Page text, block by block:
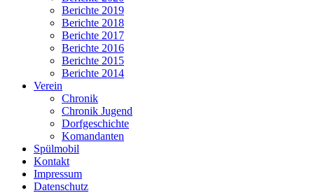
Berichte 2019
Berichte 2018
Berichte 2017
Berichte 2016
Berichte 2015
Berichte 2014
Verein
Chronik
Chronik Jugend
Dorfgeschichte
Komandanten
Spülmobil
Kontakt
Impressum
Datenschutz